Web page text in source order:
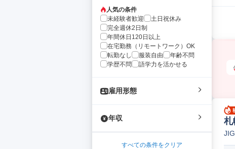
人気の条件
未経験者歓迎
土日祝休み
完全週休2日制
年間休日120日以上
在宅勤務（リモートワーク）OK
転勤なし
服装自由
年齢不問
学歴不問
語学力を活かせる
雇用形態
年収
すべての条件をクリア
札
守